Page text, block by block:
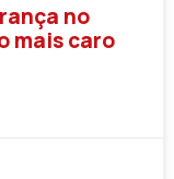
no
mais caro